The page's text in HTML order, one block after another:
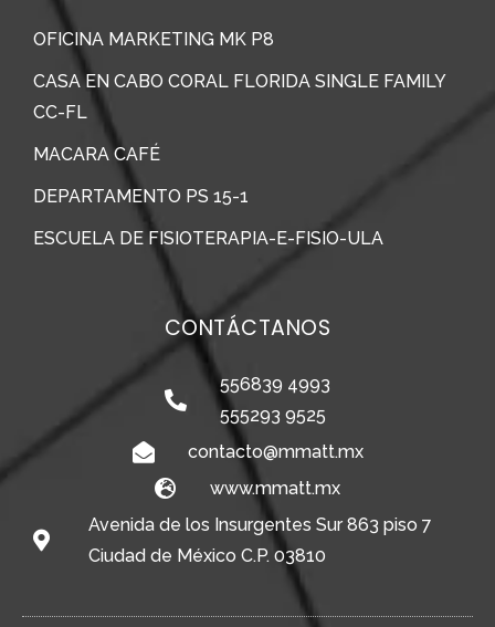
OFICINA MARKETING MK P8
CASA EN CABO CORAL FLORIDA SINGLE FAMILY
CC-FL
MACARA CAFÉ
DEPARTAMENTO PS 15-1
ESCUELA DE FISIOTERAPIA-E-FISIO-ULA
CONTÁCTANOS
556839 4993
555293 9525
contacto@mmatt.mx
www.mmatt.mx
Avenida de los Insurgentes Sur 863 piso 7
Ciudad de México C.P. 03810